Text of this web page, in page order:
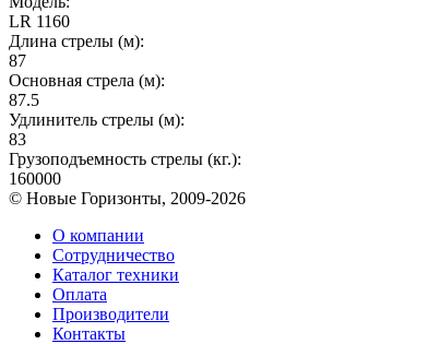
LR 1160
Длина стрелы (м):
87
Основная стрела (м):
87.5
Удлинитель стрелы (м):
83
Грузоподъемность стрелы (кг.):
160000
© Новые Горизонты, 2009-2026
О компании
Сотрудничество
Каталог техники
Оплата
Производители
Контакты